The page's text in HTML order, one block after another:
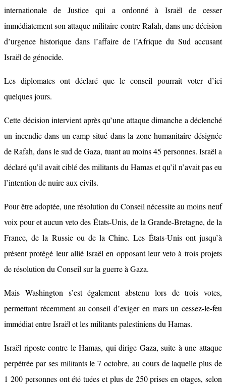
internationale de Justice qui a ordonné à Israël de cesser
immédiatement son attaque militaire contre Rafah, dans une décision
d’urgence historique dans l’affaire de l’Afrique du Sud accusant
Israël de génocide.
Les diplomates ont déclaré que le conseil pourrait voter d’ici
quelques jours.
Cette décision intervient après qu’une attaque dimanche a déclenché
un incendie dans un camp situé dans la zone humanitaire désignée
de Rafah, dans le sud de Gaza, tuant au moins 45 personnes. Israël a
déclaré qu’il avait ciblé des militants du Hamas et qu’il n’avait pas eu
l’intention de nuire aux civils.
Pour être adoptée, une résolution du Conseil nécessite au moins neuf
voix pour et aucun veto des États-Unis, de la Grande-Bretagne, de la
France, de la Russie ou de la Chine. Les États-Unis ont jusqu’à
présent protégé leur allié Israël en opposant leur veto à trois projets
de résolution du Conseil sur la guerre à Gaza.
Mais Washington s’est également abstenu lors de trois votes,
permettant récemment au conseil d’exiger en mars un cessez-le-feu
immédiat entre Israël et les militants palestiniens du Hamas.
Israël riposte contre le Hamas, qui dirige Gaza, suite à une attaque
perpétrée par ses militants le 7 octobre, au cours de laquelle plus de
1 200 personnes ont été tuées et plus de 250 prises en otages, selon